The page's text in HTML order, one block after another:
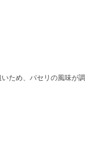
ため、パセリの風味